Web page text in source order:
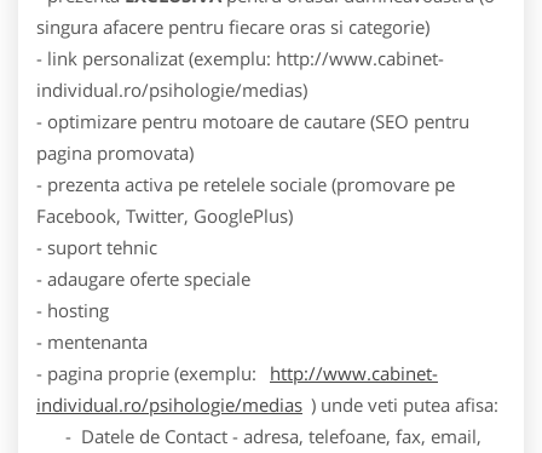
singura afacere pentru fiecare oras si categorie)
- link personalizat (exemplu: http://www.cabinet-
individual.ro/psihologie/medias)
- optimizare pentru motoare de cautare (SEO pentru
pagina promovata)
- prezenta activa pe retelele sociale (promovare pe
Facebook, Twitter, GooglePlus)
- suport tehnic
- adaugare oferte speciale
- hosting
- mentenanta
- pagina proprie (exemplu:
http://www.cabinet-
individual.ro/psihologie/medias ) unde veti putea afisa:
- Datele de Contact - adresa, telefoane, fax, email,